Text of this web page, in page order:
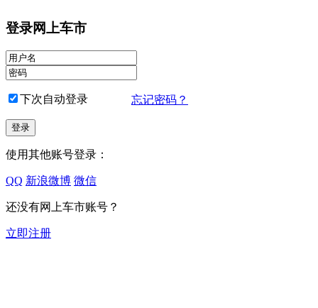
登录网上车市
下次自动登录 忘记密码？
使用其他账号登录：
QQ 新浪微博 微信
还没有网上车市账号？
立即注册